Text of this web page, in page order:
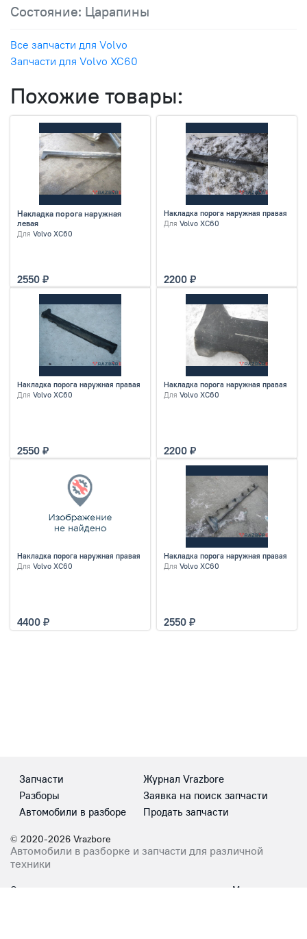
Состояние: Царапины
Все запчасти для Volvo
Запчасти для Volvo XC60
Похожие товары:
Накладка порога наружная
левая
Для Volvo XC60
2550
Накладка порога наружная правая
Для Volvo XC60
2200
Накладка порога наружная правая
Для Volvo XC60
2550
Накладка порога наружная правая
Для Volvo XC60
2200
Накладка порога наружная правая
Для Volvo XC60
4400
Накладка порога наружная правая
Для Volvo XC60
2550
Запчасти
Разборы
Автомобили в разборе
Журнал Vrazbore
Заявка на поиск запчасти
Продать запчасти
© 2020-2026 Vrazbore
Автомобили в разборке и запчасти для различной
техники
Сотрудничество Мы в соцсетях